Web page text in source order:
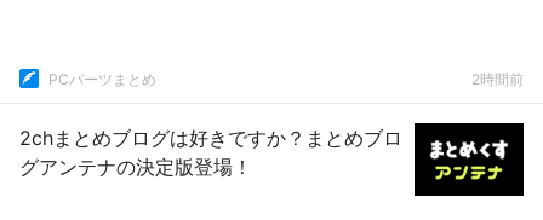
PCパーツまとめ 2時間前
2chまとめブログは好きですか？まとめブロ
グアンテナの決定版登場！